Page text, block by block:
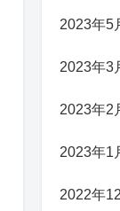
2023年5
2023年3
2023年2
2023年1
2022年